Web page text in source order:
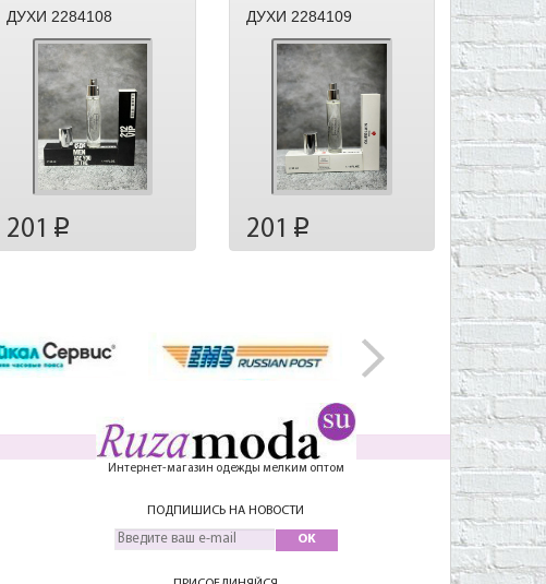
ДУХИ 2284108
201 p
ДУХИ 2284109
201 p
Интернет-магазин одежды мелким оптом
ПОДПИШИСЬ НА НОВОСТИ
OK